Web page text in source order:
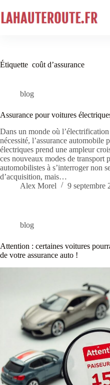
au
contenu
Étiquette coût d’assurance
blog
Assurance pour voitures
Dans un monde où
nécessité, l’assurance automobile
électriques prend une ampleur
ces nouveaux modes de transport
automobilistes à s’interroger non
d’acquisition, mais…
Alex Morel
9 septembre
blog
Attention : certaines voitures
de votre assurance auto !